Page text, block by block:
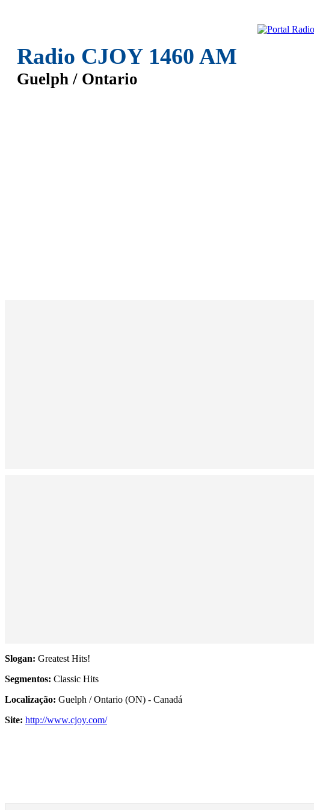
Radio CJOY 1460 AM
Guelph / Ontario
Slogan: Greatest Hits!
Segmentos: Classic Hits
Localização: Guelph / Ontario (ON) - Canadá
Site: http://www.cjoy.com/